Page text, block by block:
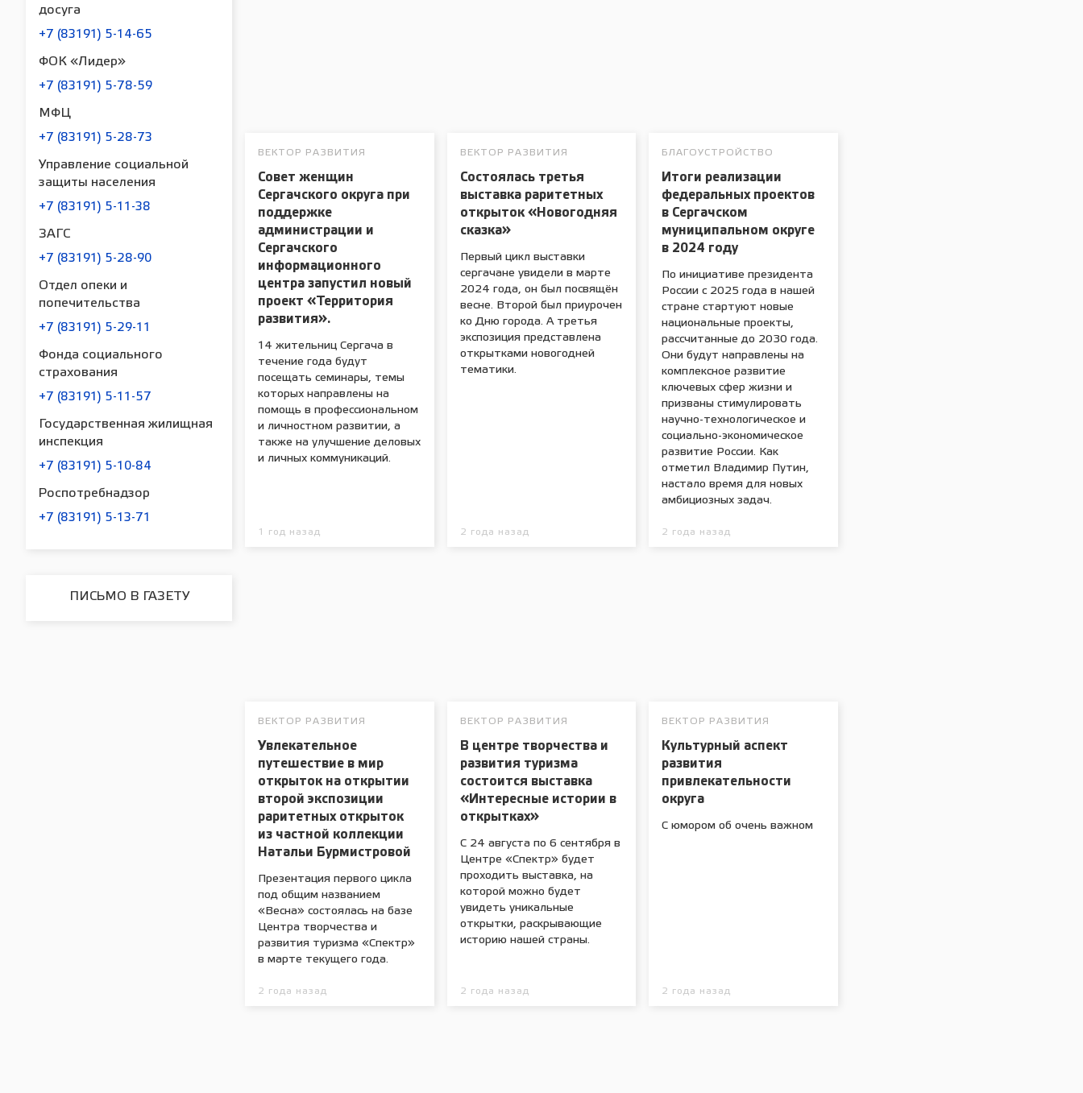
досуга
+7 (83191) 5-14-65
ФОК «Лидер»
+7 (83191) 5-78-59
МФЦ
+7 (83191) 5-28-73
Управление социальной
защиты населения
+7 (83191) 5-11-38
ЗАГС
+7 (83191) 5-28-90
Отдел опеки и
попечительства
+7 (83191) 5-29-11
Фонда социального
страхования
+7 (83191) 5-11-57
Государственная жилищная
инспекция
+7 (83191) 5-10-84
Роспотребнадзор
+7 (83191) 5-13-71
ПИСЬМО В ГАЗЕТУ
ВЕКТОР РАЗВИТИЯ
Совет женщин
Сергачского округа при
поддержке
администрации и
Сергачского
информационного
центра запустил новый
проект «Территория
развития».
14 жительниц Сергача в
течение года будут
посещать семинары, темы
которых направлены на
помощь в профессиональном
и личностном развитии, а
также на улучшение деловых
и личных коммуникаций.
1 год назад
ВЕКТОР РАЗВИТИЯ
Состоялась третья
выставка раритетных
открыток «Новогодняя
сказка»
Первый цикл выставки
сергачане увидели в марте
2024 года, он был посвящён
весне. Второй был приурочен
ко Дню города. А третья
экспозиция представлена
открытками новогодней
тематики.
2 года назад
БЛАГОУСТРОЙСТВО
Итоги реализации
федеральных проектов
в Сергачском
муниципальном округе
в 2024 году
По инициативе президента
России с 2025 года в нашей
стране стартуют новые
национальные проекты,
рассчитанные до 2030 года.
Они будут направлены на
комплексное развитие
ключевых сфер жизни и
призваны стимулировать
научно-технологическое и
социально-экономическое
развитие России. Как
отметил Владимир Путин,
настало время для новых
амбициозных задач.
2 года назад
ВЕКТОР РАЗВИТИЯ
Увлекательное
путешествие в мир
открыток на открытии
второй экспозиции
раритетных открыток
из частной коллекции
Натальи Бурмистровой
Презентация первого цикла
под общим названием
«Весна» состоялась на базе
Центра творчества и
развития туризма «Спектр»
в марте текущего года.
2 года назад
ВЕКТОР РАЗВИТИЯ
В центре творчества и
развития туризма
состоится выставка
«Интересные истории в
открытках»
С 24 августа по 6 сентября в
Центре «Спектр» будет
проходить выставка, на
которой можно будет
увидеть уникальные
открытки, раскрывающие
историю нашей страны.
2 года назад
ВЕКТОР РАЗВИТИЯ
Культурный аспект
развития
привлекательности
округа
С юмором об очень важном
2 года назад